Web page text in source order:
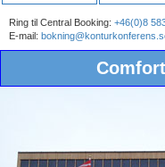
Ring til Central Booking: +46(0)8
E-mail: